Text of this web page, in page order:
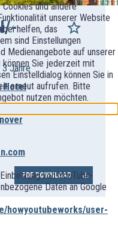
und andere
unserer Website
helfen, das
sind Einstellungen
Medienangebote auf unserer
können Sie jederzeit mit
Einstelldialog können Sie in
erneut aufrufen. Bitte
nutzen möchten.
Einbettung von YouTube-
Daten an Google
howyoutubeworks/user-
3 Jahre
Hotel
PDF DOWNLOAD